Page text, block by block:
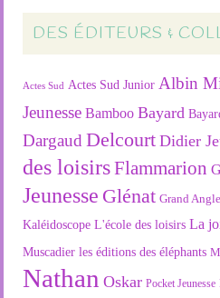
DES ÉDITEURS &
Actes Sud Actes Sud Junior Albin
Jeunesse Bamboo Bayard
Dargaud Delcourt Didier
des loisirsFlammarion
Jeunesse Glénat Grand Angle
Kaléidoscope L'école des loisirs La
Muscadier les éditions des éléphants
Nathan Oskar Pocket Jeunesse